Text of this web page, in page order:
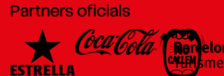
Partners oficials